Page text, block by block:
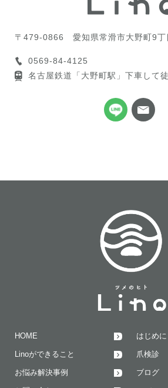
〒479-0866 愛知県常滑市大野町9
0569-84-4125
名古屋鉄道「大野町駅」下車して
HOME はじめに
Linoができること 爪検診
お悩み解決事例 ブログ